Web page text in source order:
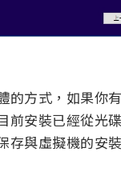
的方式，如果你
前安裝已經從光
存與虛擬機的安